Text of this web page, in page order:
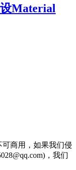
Material
商用，如果我们侵
，我们